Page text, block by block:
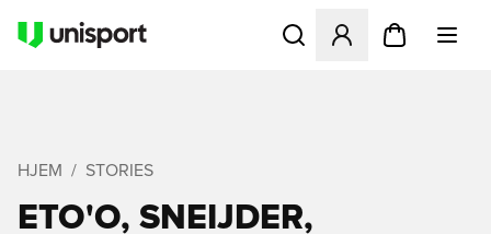
Åbner en Modal til at
HJEM STORIES
ETO'O, SNEIJDER,